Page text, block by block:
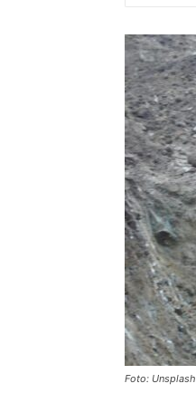
Foto: Unsplash